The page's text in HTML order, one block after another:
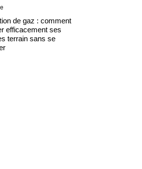
de gaz : comment
efficacement ses
terrain sans se